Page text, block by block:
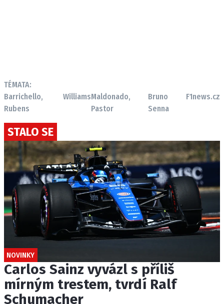
TÉMATA:
Barrichello,
Rubens
WilliamsMaldonado,
Pastor
Bruno
Senna
F1news.cz
STALO SE
NOVINKY
Carlos Sainz vyvázl s příliš
mírným trestem, tvrdí Ralf
Schumacher